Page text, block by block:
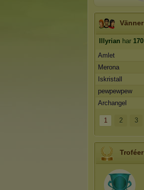
Vänner
Illyrian har 170
Amlet
Merona
Iskristall
pewpewpew
Archangel
1 2 3
Troféer